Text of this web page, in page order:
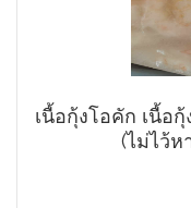
เนื้อกุ้งโอคัก เนื้อ
(ไม่ไว้ห